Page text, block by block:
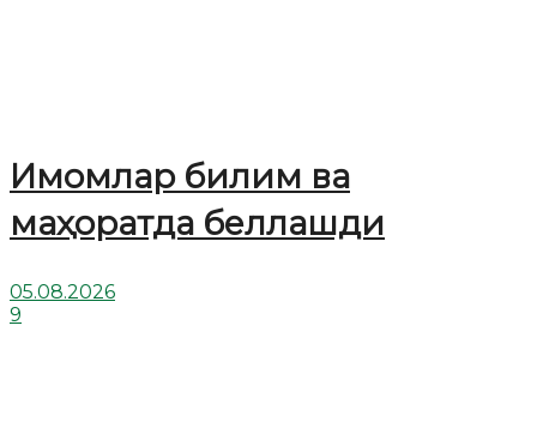
Имомлар билим ва
маҳоратда беллашди
05.08.2026
9